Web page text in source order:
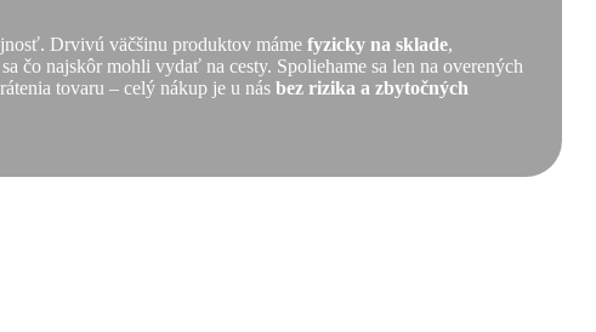
Drvivú väčšinu produktov máme fyzicky na sklade,
čo najskôr mohli vydať na cesty. Spoliehame sa len na overených
tovaru – celý nákup je u nás bez rizika a zbytočných